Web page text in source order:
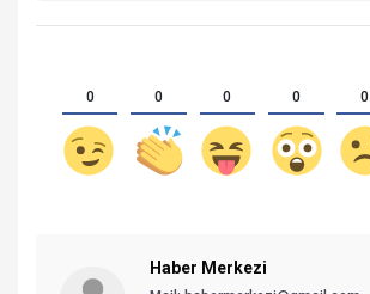
0 0 0 0 0
Haber Merkezi